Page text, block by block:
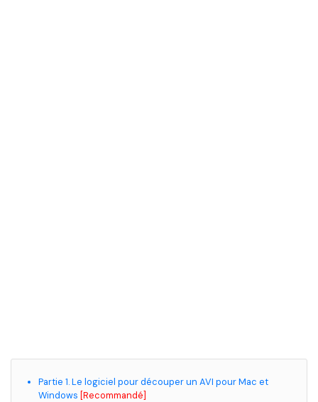
Partie 1. Le logiciel pour découper un AVI pour Mac et
Windows [Recommandé]